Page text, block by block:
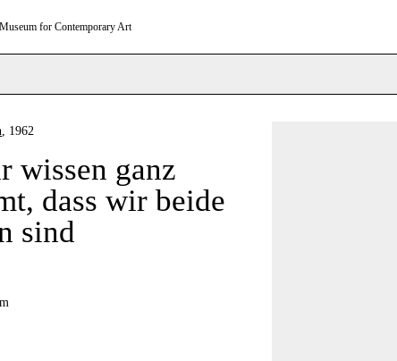
Museum for Contemporary Art
, 1962
wissen ganz
dass wir beide
sind